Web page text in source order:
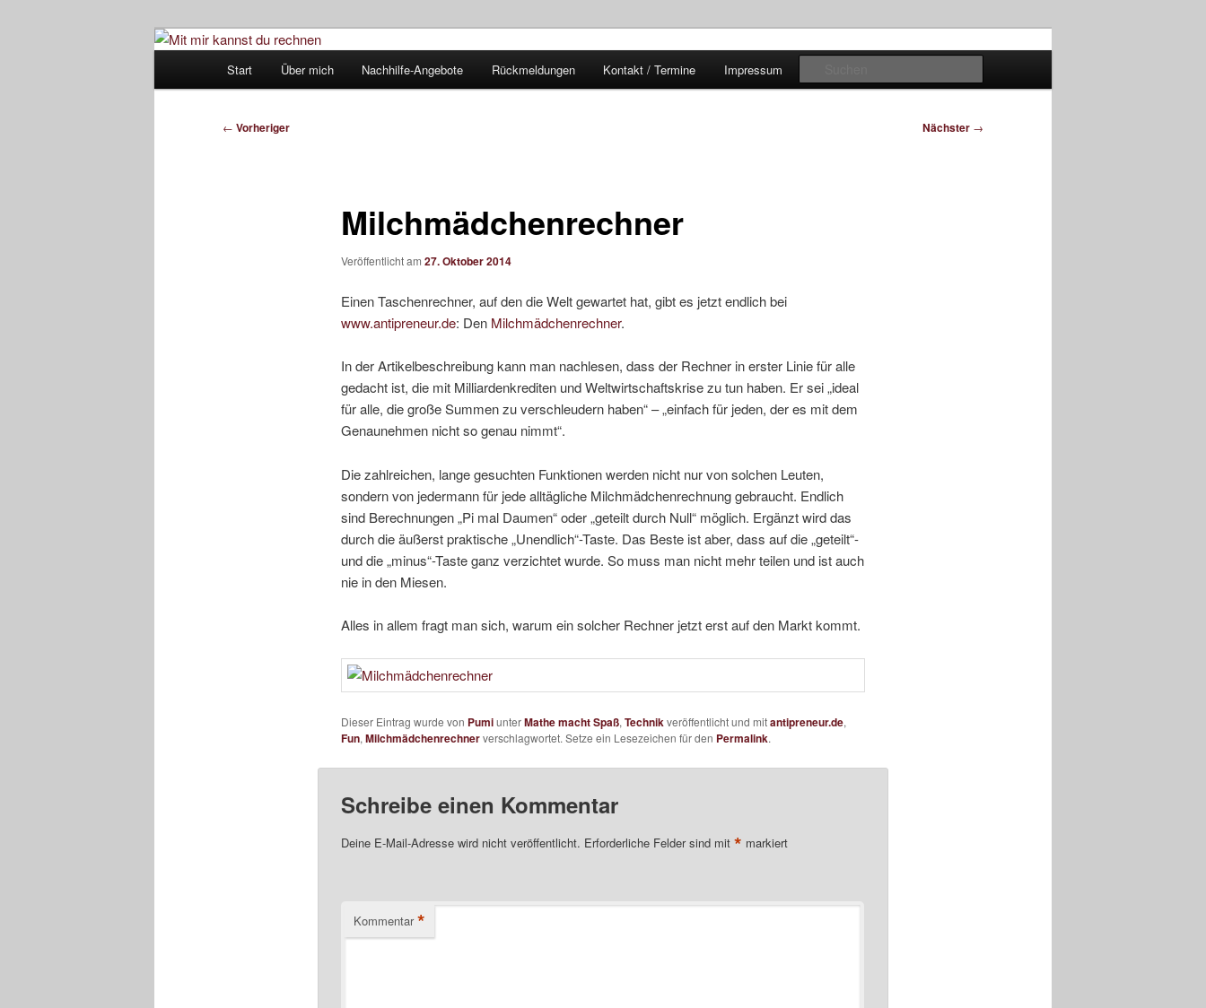
Mit mir kannst du rechnen
Ein Mathe-Nachhilfe-Blog
Start Über mich Nachhilfe-Angebote Rückmeldungen Kontakt / Termine Impressum
Beitragsnavigation
← Vorheriger Nächster →
Milchmädchenrechner
Veröffentlicht am 27. Oktober 2014
Einen Taschenrechner, auf den die Welt gewartet hat, gibt es jetzt endlich bei
www.antipreneur.de: Den Milchmädchenrechner.
In der Artikelbeschreibung kann man nachlesen, dass der Rechner in erster Linie für alle
gedacht ist, die mit Milliardenkrediten und Weltwirtschaftskrise zu tun haben. Er sei „ideal
für alle, die große Summen zu verschleudern haben“ – „einfach für jeden, der es mit dem
Genaunehmen nicht so genau nimmt“.
Die zahlreichen, lange gesuchten Funktionen werden nicht nur von solchen Leuten,
sondern von jedermann für jede alltägliche Milchmädchenrechnung gebraucht. Endlich
sind Berechnungen „Pi mal Daumen“ oder „geteilt durch Null“ möglich. Ergänzt wird das
durch die äußerst praktische „Unendlich“-Taste. Das Beste ist aber, dass auf die „geteilt“-
und die „minus“-Taste ganz verzichtet wurde. So muss man nicht mehr teilen und ist auch
nie in den Miesen.
Alles in allem fragt man sich, warum ein solcher Rechner jetzt erst auf den Markt kommt.
Dieser Eintrag wurde von PumiunterMathe macht Spaß, Technikveröffentlicht und mitantipreneur.de,
Fun, Milchmädchenrechnerverschlagwortet. Setze ein Lesezeichen für den Permalink.
Schreibe einen Kommentar
Deine E-Mail-Adresse wird nicht veröffentlicht. Erforderliche Felder sind mit * markiert
Kommentar *